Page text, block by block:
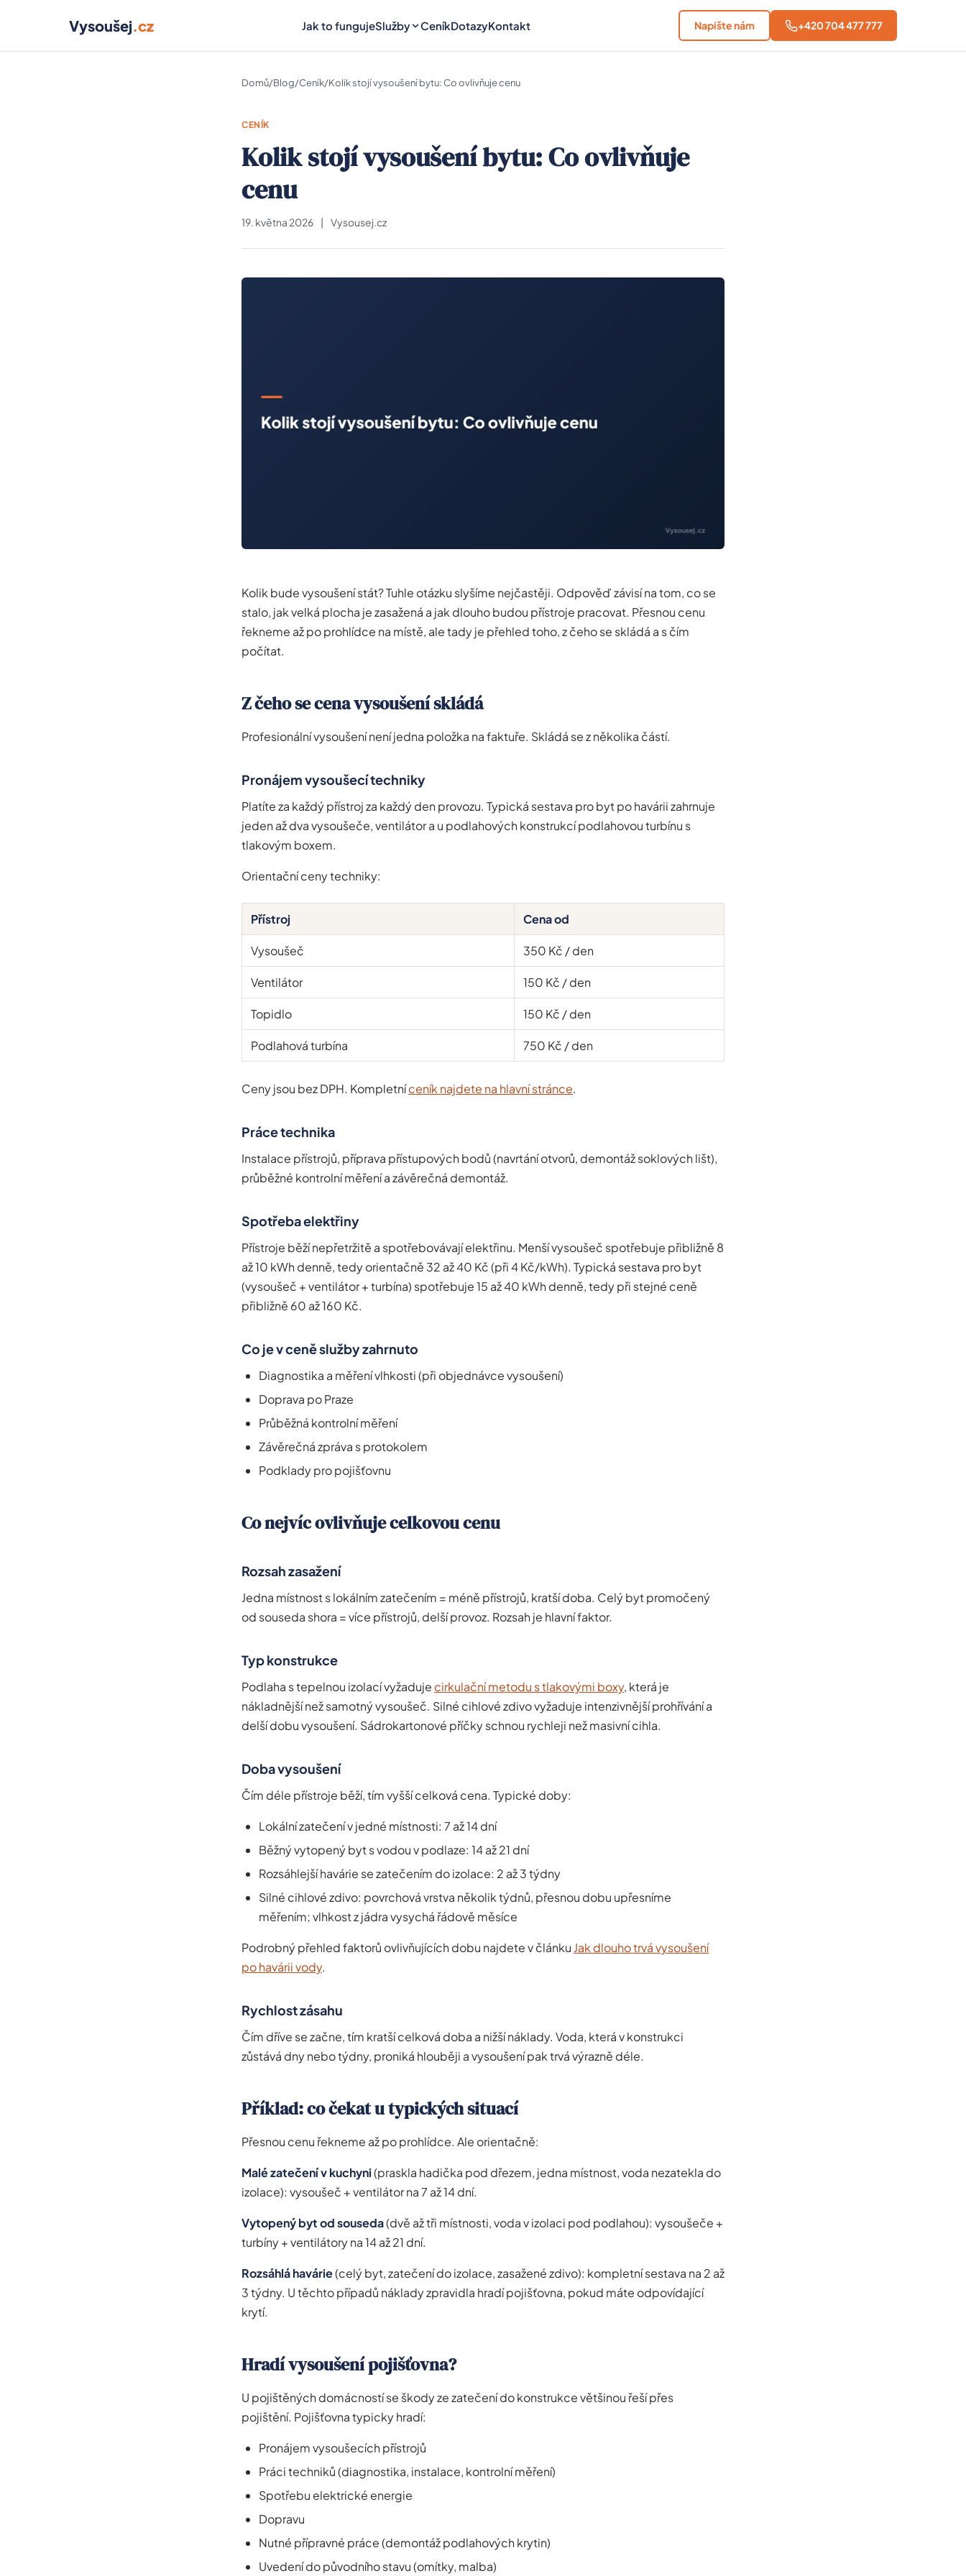
Vysoušej.cz Jak to fungujeSlužby CeníkDotazyKontakt Napište nám +420 704 477 777
Domů/Blog/Ceník/Kolik stojí vysoušení bytu: Co ovlivňuje cenu
CENÍK
Kolik stojí vysoušení bytu: Co ovlivňuje
cenu
19. května 2026 | Vysousej.cz
Kolik bude vysoušení stát? Tuhle otázku slyšíme nejčastěji. Odpověď závisí na tom, co se
stalo, jak velká plocha je zasažená a jak dlouho budou přístroje pracovat. Přesnou cenu
řekneme až po prohlídce na místě, ale tady je přehled toho, z čeho se skládá a s čím
počítat.
Z čeho se cena vysoušení skládá
Profesionální vysoušení není jedna položka na faktuře. Skládá se z několika částí.
Pronájem vysoušecí techniky
Platíte za každý přístroj za každý den provozu. Typická sestava pro byt po havárii zahrnuje
jeden až dva vysoušeče, ventilátor a u podlahových konstrukcí podlahovou turbínu s
tlakovým boxem.
Orientační ceny techniky:
Přístroj Cena od
Vysoušeč 350 Kč / den
Ventilátor 150 Kč / den
Topidlo 150 Kč / den
Podlahová turbína 750 Kč / den
Ceny jsou bez DPH. Kompletníceník najdete na hlavní stránce.
Práce technika
Instalace přístrojů, příprava přístupových bodů (navrtání otvorů, demontáž soklových lišt),
průběžné kontrolní měření a závěrečná demontáž.
Spotřeba elektřiny
Přístroje běží nepřetržitě a spotřebovávají elektřinu. Menší vysoušeč spotřebuje přibližně 8
až 10 kWh denně, tedy orientačně 32 až 40 Kč (při 4 Kč/kWh). Typická sestava pro byt
(vysoušeč + ventilátor + turbína) spotřebuje 15 až 40 kWh denně, tedy při stejné ceně
přibližně 60 až 160 Kč.
Co je v ceně služby zahrnuto
Diagnostika a měření vlhkosti (při objednávce vysoušení)
Doprava po Praze
Průběžná kontrolní měření
Závěrečná zpráva s protokolem
Podklady pro pojišťovnu
Co nejvíc ovlivňuje celkovou cenu
Rozsah zasažení
Jedna místnost s lokálním zatečením = méně přístrojů, kratší doba. Celý byt promočený
od souseda shora = více přístrojů, delší provoz. Rozsah je hlavní faktor.
Typ konstrukce
Podlaha s tepelnou izolací vyžaduje cirkulační metodu s tlakovými boxy, která je
nákladnější než samotný vysoušeč. Silné cihlové zdivo vyžaduje intenzivnější prohřívání a
delší dobu vysoušení. Sádrokartonové příčky schnou rychleji než masivní cihla.
Doba vysoušení
Čím déle přístroje běží, tím vyšší celková cena. Typické doby:
Lokální zatečení v jedné místnosti: 7 až 14 dní
Běžný vytopený byt s vodou v podlaze: 14 až 21 dní
Rozsáhlejší havárie se zatečením do izolace: 2 až 3 týdny
Silné cihlové zdivo: povrchová vrstva několik týdnů, přesnou dobu upřesníme
měřením; vlhkost z jádra vysychá řádově měsíce
Podrobný přehled faktorů ovlivňujících dobu najdete v článku Jak dlouho trvá vysoušení
po havárii vody.
Rychlost zásahu
Čím dříve se začne, tím kratší celková doba a nižší náklady. Voda, která v konstrukci
zůstává dny nebo týdny, proniká hlouběji a vysoušení pak trvá výrazně déle.
Příklad: co čekat u typických situací
Přesnou cenu řekneme až po prohlídce. Ale orientačně:
Malé zatečení v kuchyni(praskla hadička pod dřezem, jedna místnost, voda nezatekla do
izolace): vysoušeč + ventilátor na 7 až 14 dní.
Vytopený byt od souseda(dvě až tři místnosti, voda v izolaci pod podlahou): vysoušeče +
turbíny + ventilátory na 14 až 21 dní.
Rozsáhlá havárie(celý byt, zatečení do izolace, zasažené zdivo): kompletní sestava na 2 až
3 týdny. U těchto případů náklady zpravidla hradí pojišťovna, pokud máte odpovídající
krytí.
Hradí vysoušení pojišťovna?
U pojištěných domácností se škody ze zatečení do konstrukce většinou řeší přes
pojištění. Pojišťovna typicky hradí:
Pronájem vysoušecích přístrojů
Práci techniků (diagnostika, instalace, kontrolní měření)
Spotřebu elektrické energie
Dopravu
Nutné přípravné práce (demontáž podlahových krytin)
Uvedení do původního stavu (omítky, malba)